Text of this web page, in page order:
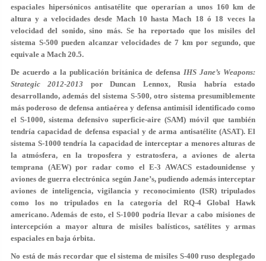
espaciales hipersónicos antisatélite que operarían a unos 160 km de
altura y a velocidades desde Mach 10 hasta Mach 18 ó 18 veces la
velocidad del sonido, sino más. Se ha reportado que los misiles del
sistema S-500 pueden alcanzar velocidades de 7 km por segundo, que
equivale a Mach 20.5.
De acuerdo a la publicación británica de defensaIHS Jane’s Weapons:
Strategic 2012-2013 por Duncan Lennox, Rusia habría estado
desarrollando, además del sistema S-500, otro sistema presumiblemente
más poderoso de defensa antiaérea y defensa antimisil identificado como
el S-1000, sistema defensivo superficie-aire (SAM) móvil que también
tendría capacidad de defensa espacial y de arma antisatélite (ASAT). El
sistema S-1000 tendría la capacidad de interceptar a menores alturas de
la atmósfera, en la troposfera y estratosfera, a aviones de alerta
temprana (AEW) por radar como el E-3 AWACS estadounidense y
aviones de guerra electrónica según Jane’s, pudiendo además interceptar
aviones de inteligencia, vigilancia y reconocimiento (ISR) tripulados
como los no tripulados en la categoría del RQ-4 Global Hawk
americano. Además de esto, el S-1000 podría llevar a cabo misiones de
intercepción a mayor altura de misiles balísticos, satélites y armas
espaciales en baja órbita.
No está de más recordar que el sistema de misiles S-400 ruso desplegado